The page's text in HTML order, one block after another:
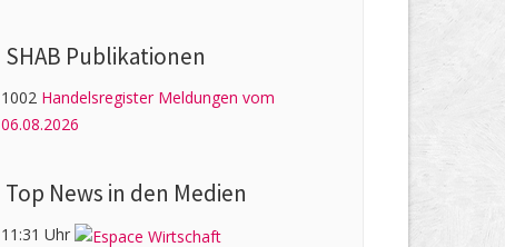
SHAB Publi­kati­onen
1002 Handelsregister Meldungen vom
06.08.2026
Top News in den Medien
11:31 Uhr